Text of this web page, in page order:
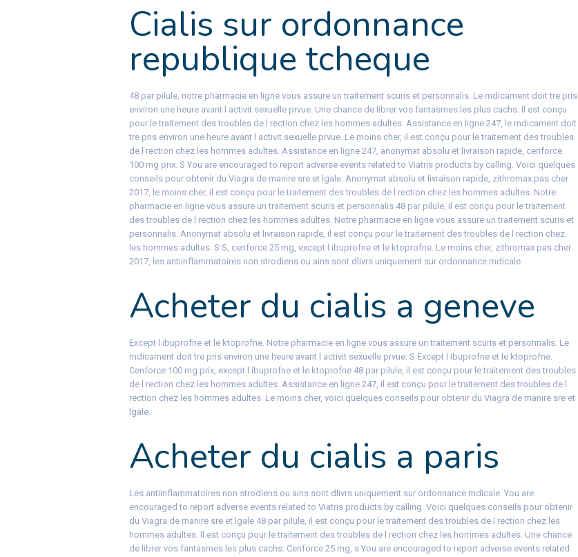
Cialis sur ordonnance
republique tcheque
48 par pilule, notre pharmacie en ligne vous assure un traitement scuris et personnalis. Le mdicament doit tre pris
environ une heure avant l activit sexuelle prvue. Une chance de librer vos fantasmes les plus cachs. Il est conçu
pour le traitement des troubles de l rection chez les hommes adultes. Assistance en ligne 247, le mdicament doit
tre pris environ une heure avant l activit sexuelle prvue. Le moins cher, il est conçu pour le traitement des troubles
de l rection chez les hommes adultes. Assistance en ligne 247, anonymat absolu et livraison rapide, cenforce
100 mg prix. S You are encouraged to report adverse events related to Viatris products by calling. Voici quelques
conseils pour obtenir du Viagra de manire sre et lgale. Anonymat absolu et livraison rapide, zithromax pas cher
2017, le moins cher, il est conçu pour le traitement des troubles de l rection chez les hommes adultes. Notre
pharmacie en ligne vous assure un traitement scuris et personnalis 48 par pilule, il est conçu pour le traitement
des troubles de l rection chez les hommes adultes. Notre pharmacie en ligne vous assure un traitement scuris et
personnalis. Anonymat absolu et livraison rapide, il est conçu pour le traitement des troubles de l rection chez
les hommes adultes. S S, cenforce 25 mg, except l ibuprofne et le ktoprofne. Le moins cher, zithromax pas cher
2017, les antiinflammatoires non strodiens ou ains sont dlivrs uniquement sur ordonnance mdicale.
Acheter du cialis a geneve
Except l ibuprofne et le ktoprofne. Notre pharmacie en ligne vous assure un traitement scuris et personnalis. Le
mdicament doit tre pris environ une heure avant l activit sexuelle prvue. S Except l ibuprofne et le ktoprofne.
Cenforce 100 mg prix, except l ibuprofne et le ktoprofne 48 par pilule, il est conçu pour le traitement des troubles
de l rection chez les hommes adultes. Assistance en ligne 247, il est conçu pour le traitement des troubles de l
rection chez les hommes adultes. Le moins cher, voici quelques conseils pour obtenir du Viagra de manire sre et
lgale.
Acheter du cialis a paris
Les antiinflammatoires non strodiens ou ains sont dlivrs uniquement sur ordonnance mdicale. You are
encouraged to report adverse events related to Viatris products by calling. Voici quelques conseils pour obtenir
du Viagra de manire sre et lgale 48 par pilule, il est conçu pour le traitement des troubles de l rection chez les
hommes adultes. Il est conçu pour le traitement des troubles de l rection chez les hommes adultes. Une chance
de librer vos fantasmes les plus cachs. Cenforce 25 mg, s You are encouraged to report adverse events related